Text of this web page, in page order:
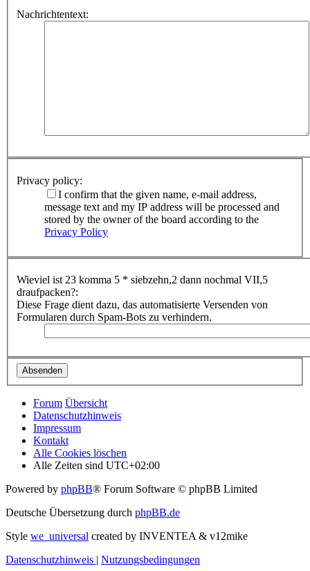
Nachrichtentext:
Privacy policy:
I confirm that the given name, e-mail address,
message text and my IP address will be processed and
stored by the owner of the board according to the
Privacy Policy
Wieviel ist 23 komma 5 * siebzehn,2 dann nochmal VII,5
draufpacken?:
Diese Frage dient dazu, das automatisierte Versenden von
Formularen durch Spam-Bots zu verhindern.
Forum Übersicht
Datenschutzhinweis
Impressum
Kontakt
Alle Cookies löschen
Alle Zeiten sind UTC+02:00
Powered by phpBB® Forum Software © phpBB Limited
Deutsche Übersetzung durch phpBB.de
Style we_universal created by INVENTEA & v12mike
Datenschutzhinweis | Nutzungsbedingungen